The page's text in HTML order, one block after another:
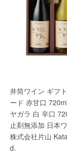
井筒ワイン ギフ
ード 赤甘口
ヤガラ 白 辛口
止剤無添加 日本
株式会社片山
d.